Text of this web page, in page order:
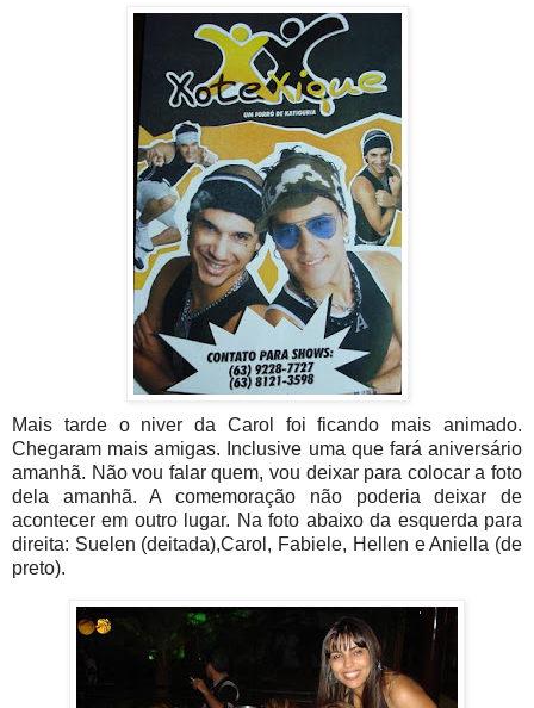
Mais tarde o niver da Carol foi ficando mais animado.
Chegaram mais amigas. Inclusive uma que fará aniversário
amanhã. Não vou falar quem, vou deixar para colocar a foto
dela amanhã. A comemoração não poderia deixar de
acontecer em outro lugar. Na foto abaixo da esquerda para
direita: Suelen (deitada),Carol, Fabiele, Hellen e Aniella (de
preto).